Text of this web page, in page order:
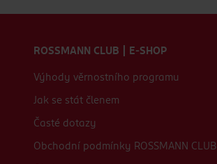
ROSSMANN CLUB | E-SHOP
Výhody věrnostního programu
Jak se stát členem
Časté dotazy
Obchodní podmínky ROSSMANN CLUB